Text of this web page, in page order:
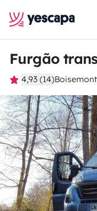
Furgão
4,93 (14)